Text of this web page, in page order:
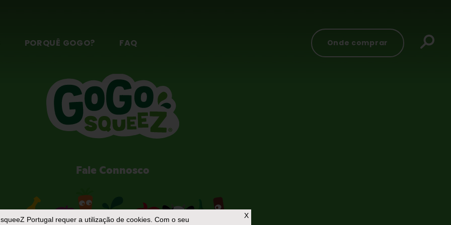
PORQUÊ GOGO? FAQ Onde comprar
Fale Connosco
X
Portugal requer a utilização de cookies. Com o seu